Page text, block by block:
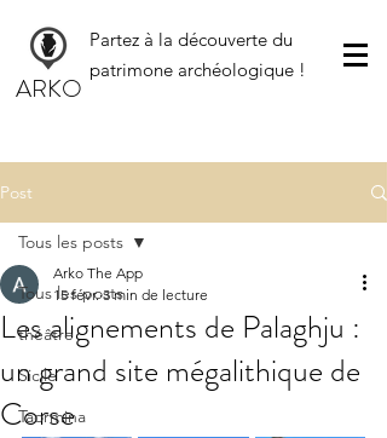
Partez à la découverte du
patrimone archéologique !
ARKO
Post
Tous les posts
théâtre
Sicile
Taormina
Tous les posts
Les alignements de Palaghju :
un grand site mégalithique de
Corse
Arko The App
15 févr. 3 min de lecture